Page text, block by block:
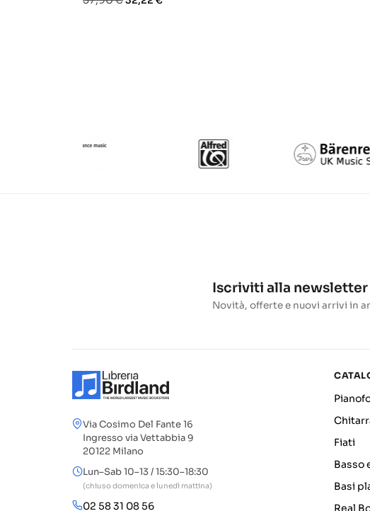
Iscriviti alla newsletter
Novità, offerte e nuovi arrivi in
Via Cosimo Del Fante 16
Ingresso via Vettabbia 9
20122 Milano
Lun–Sab 10–13 / 15:30–18:30
(chiuso domenica e lunedì mattina)
02 58 31 08 56
Fiati
Basso
Basi
Real